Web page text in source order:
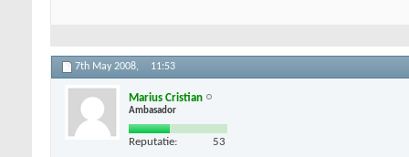
7th May 2008, 11:53
Marius Cristian
Ambasador
Reputatie: 53